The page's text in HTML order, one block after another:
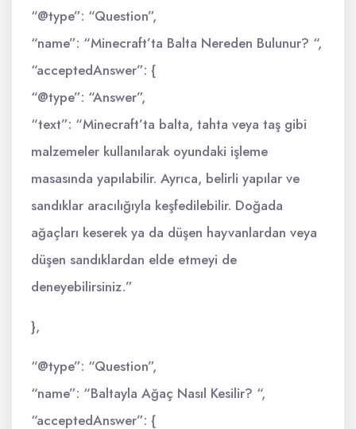
“@type”: “Question”,
“name”: “Minecraft’ta Balta Nereden Bulunur? “,
“acceptedAnswer”: {
“@type”: “Answer”,
“text”: “Minecraft’ta balta, tahta veya taş gibi
malzemeler kullanılarak oyundaki işleme
masasında yapılabilir. Ayrıca, belirli yapılar ve
sandıklar aracılığıyla keşfedilebilir. Doğada
ağaçları keserek ya da düşen hayvanlardan veya
düşen sandıklardan elde etmeyi de
deneyebilirsiniz.”
},
“@type”: “Question”,
“name”: “Baltayla Ağaç Nasıl Kesilir? “,
“acceptedAnswer”: {